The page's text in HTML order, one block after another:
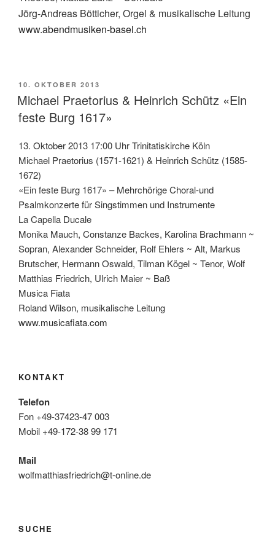
Jörg-Andreas Bötticher, Orgel & musikalische Leitung
www.abendmusiken-basel.ch
VERÖFFENTLICHT
AM
10. OKTOBER 2013
Michael Praetorius & Heinrich Schütz «Ein
feste Burg 1617»
13. Oktober 2013 17:00 Uhr Trinitatiskirche Köln
Michael Praetorius (1571-1621) & Heinrich Schütz (1585-
1672)
«Ein feste Burg 1617» – Mehrchörige Choral-und
Psalmkonzerte für Singstimmen und Instrumente
La Capella Ducale
Monika Mauch, Constanze Backes, Karolina Brachmann ~
Sopran, Alexander Schneider, Rolf Ehlers ~ Alt, Markus
Brutscher, Hermann Oswald, Tilman Kögel ~ Tenor, Wolf
Matthias Friedrich, Ulrich Maier ~ Baß
Musica Fiata
Roland Wilson, musikalische Leitung
www.musicafiata.com
KONTAKT
Telefon
Fon +49-37423-47 003
Mobil +49-172-38 99 171
Mail
wolfmatthiasfriedrich@t-online.de
SUCHE